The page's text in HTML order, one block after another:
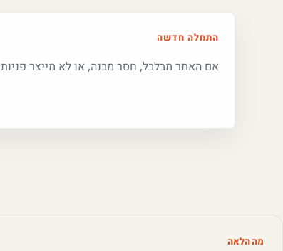
התחלה חדשה
אם האתר מבלבל, חסר מבנה, או לא מייצר
מה הלאה